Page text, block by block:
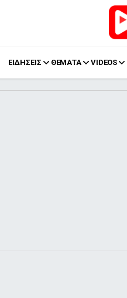
ΕΙΔΗΣΕΙΣ ΘΕΜΑΤΑ VIDEOS